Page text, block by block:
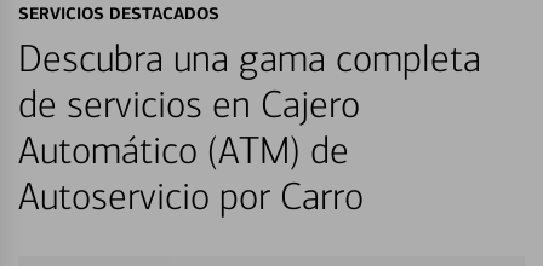
SERVICIOS DESTACADOS
Descubra una gama completa
de servicios en Cajero
Automático (ATM) de
Autoservicio por Carro